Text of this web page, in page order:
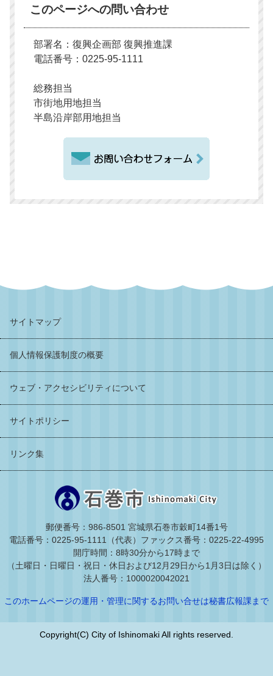
このページへの問い合わせ
部署名：復興企画部 復興推進課
電話番号：0225-95-1111
総務担当
市街地用地担当
半島沿岸部用地担当
サイトマップ
個人情報保護制度の概要
ウェブ・アクセシビリティについて
サイトポリシー
リンク集
郵便番号：986-8501 宮城県石巻市穀町14番1号
電話番号：0225-95-1111（代表） ファックス番号：0225-22-4995
開庁時間：8時30分から17時まで
（土曜日・日曜日・祝日・休日および12月29日から1月3日は除く）
法人番号：1000020042021
このホームページの運用・管理に関するお問い合せは秘書広報課まで
Copyright(C) City of Ishinomaki All rights reserved.